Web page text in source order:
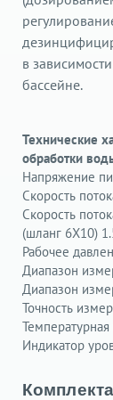
в
бассейне.
Технические
обработки
Напряжение
Скорость
Скорость
(шланг 6X10)
Рабочее
Диапазон
Диапазон
Точность
Индикатор